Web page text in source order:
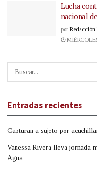
Lucha
nacional
por Redacción
Entradas recientes
Capturan a sujeto por
Vanessa Rivera lleva jornada
Agua